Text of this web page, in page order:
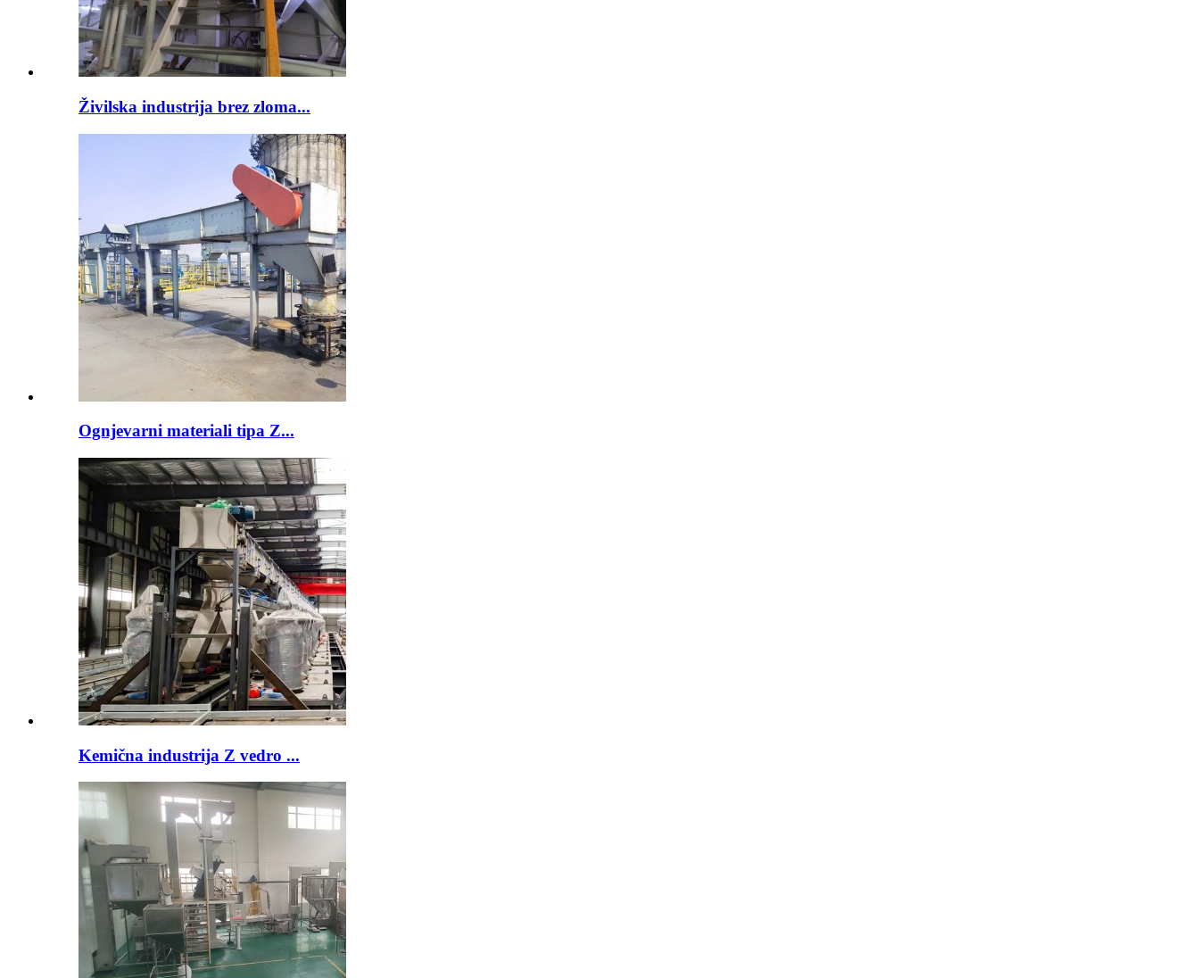
Živilska industrija brez zloma...
Ognjevarni materiali tipa Z...
Kemična industrija Z vedro ...